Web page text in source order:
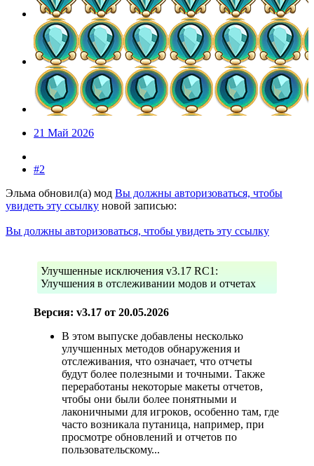
21 Май 2026
#2
Эльма обновил(а) мод Вы должны авторизоваться, чтобы
увидеть эту ссылку новой записью:
Вы должны авторизоваться, чтобы увидеть эту ссылку
Улучшенные исключения v3.17 RC1:
Улучшения в отслеживании модов и отчетах
Версия: v3.17 от 20.05.2026
В этом выпуске добавлены несколько
улучшенных методов обнаружения и
отслеживания, что означает, что отчеты
будут более полезными и точными. Также
переработаны некоторые макеты отчетов,
чтобы они были более понятными и
лаконичными для игроков, особенно там, где
часто возникала путаница, например, при
просмотре обновлений и отчетов по
пользовательскому...